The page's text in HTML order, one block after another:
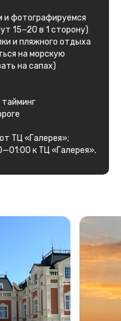
и фотографируемся
15−20 в 1 сторону)
и пляжного отдыха
на морскую
на сапах)
тайминг
ТЦ «Галерея»;
к ТЦ «Галерея».